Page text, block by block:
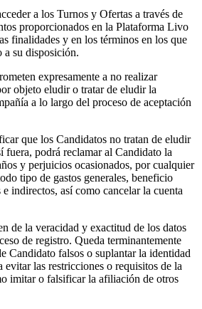
a los Turnos y Ofertas a través de
proporcionados en la Plataforma Livo
finalidades y en los términos en los que
a su disposición.
expresamente a no realizar
objeto eludir o tratar de eludir la
a lo largo del proceso de aceptación
que los Candidatos no tratan de eludir
fuera, podrá reclamar al Candidato la
y perjuicios ocasionados, por cualquier
tipo de gastos generales, beneficio
indirectos, así como cancelar la cuenta
de la veracidad y exactitud de los datos
de registro. Queda terminantemente
Candidato falsos o suplantar la identidad
evitar las restricciones o requisitos de la
imitar o falsificar la afiliación de otros